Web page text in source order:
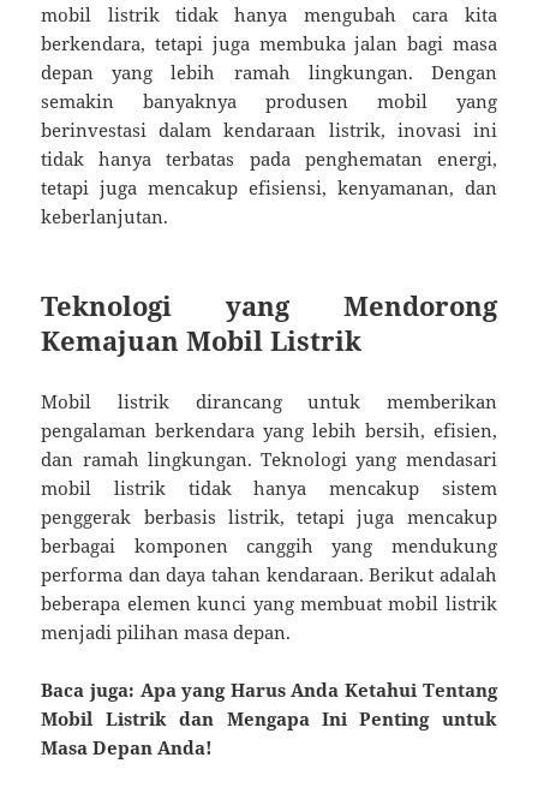
mobil listrik tidak hanya mengubah cara kita
berkendara, tetapi juga membuka jalan bagi masa
depan yang lebih ramah lingkungan. Dengan
semakin banyaknya produsen mobil yang
berinvestasi dalam kendaraan listrik, inovasi ini
tidak hanya terbatas pada penghematan energi,
tetapi juga mencakup efisiensi, kenyamanan, dan
keberlanjutan.
Teknologi yang Mendorong
Kemajuan Mobil Listrik
Mobil listrik dirancang untuk memberikan
pengalaman berkendara yang lebih bersih, efisien,
dan ramah lingkungan. Teknologi yang mendasari
mobil listrik tidak hanya mencakup sistem
penggerak berbasis listrik, tetapi juga mencakup
berbagai komponen canggih yang mendukung
performa dan daya tahan kendaraan. Berikut adalah
beberapa elemen kunci yang membuat mobil listrik
menjadi pilihan masa depan.
Baca juga: Apa yang Harus Anda Ketahui Tentang
Mobil Listrik dan Mengapa Ini Penting untuk
Masa Depan Anda!